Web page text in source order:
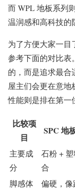
而 WPL 地板系列
温润感和高科技的
为了方便大家一目
参考下面的对比表
的，而是追求最合
屋主们会更在意
性能则是排在第一
比较项
目
SPC 地
主要成
分
石粉 +
合
脚感体
偏硬，像